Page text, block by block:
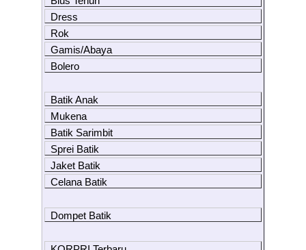
Dress
Rok
Gamis/Abaya
Bolero
Batik Anak
Mukena
Batik Sarimbit
Sprei Batik
Jaket Batik
Celana Batik
Dompet Batik